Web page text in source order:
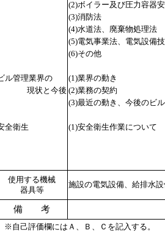
(2)ボイラー及び圧力容器
(3)消防法
(4)水道法、廃棄物処理法
(5)電気事業法、電気設備
(6)その他
ル管理業界の
(1)業界の動き
現状と今後 (2)業務の契約
(3)最近の動き、今後のビ
全衛生 (1)安全衛生作業について
使用する機械
器具等
施設の電気設備、給排水
備 考
※自己評価欄にはＡ、Ｂ、Ｃを記入する。